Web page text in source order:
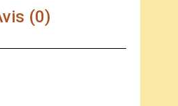
(0)